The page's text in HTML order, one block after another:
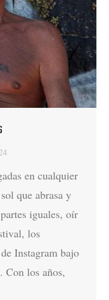
en cualquier
que abrasa y
iguales, oír
los
Instagram bajo
Con los años,